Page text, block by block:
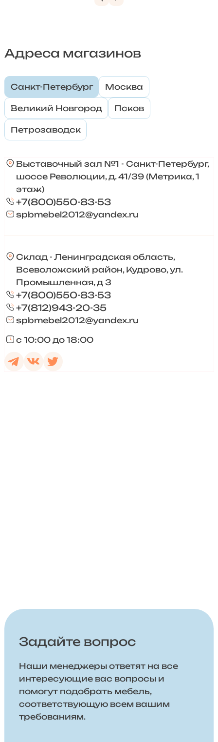
Адреса магазинов
Санкт-Петербург Москва
Великий Новгород Псков
Петрозаводск
Выставочный зал №1 - Санкт-Петербург,
шоссе Революции, д. 41/39 (Метрика, 1
этаж)
+7(800)550-83-53
spbmebel2012@yandex.ru
Склад - Ленинградская область,
Всеволожский район, Кудрово, ул.
Промышленная, д 3
+7(800)550-83-53
+7(812)943-20-35
spbmebel2012@yandex.ru
с 10:00 до 18:00
Задайте вопрос
Наши менеджеры ответят на все
интересующие вас вопросы и
помогут подобрать мебель,
соответствующую всем вашим
требованиям.